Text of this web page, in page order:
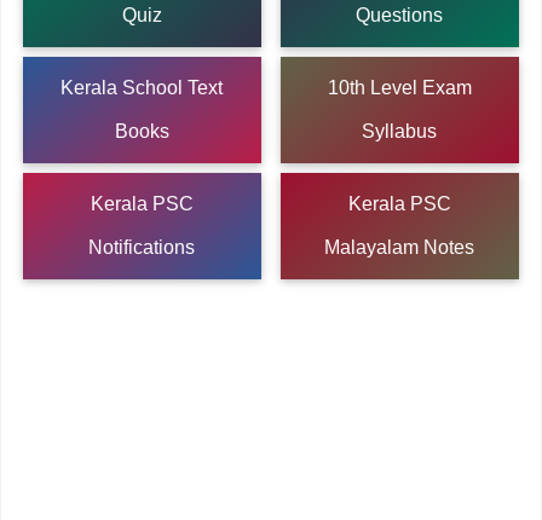
Quiz Questions
Kerala School Text
Books
10th Level Exam
Syllabus
Kerala PSC
Notifications
Kerala PSC
Malayalam Notes